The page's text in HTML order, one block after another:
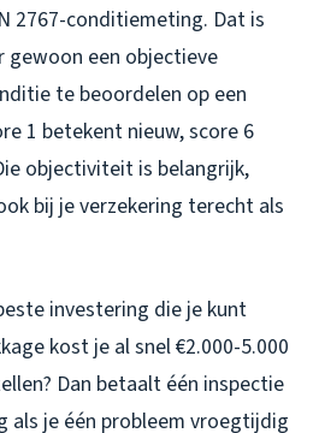
2767-conditiemeting. Dat is
gewoon een objectieve
te beoordelen op een
1 betekent nieuw, score 6
objectiviteit is belangrijk,
bij je verzekering terecht als
investering die je kunt
kost je al snel €2.000-5.000
Dan betaalt één inspectie
als je één probleem vroegtijdig